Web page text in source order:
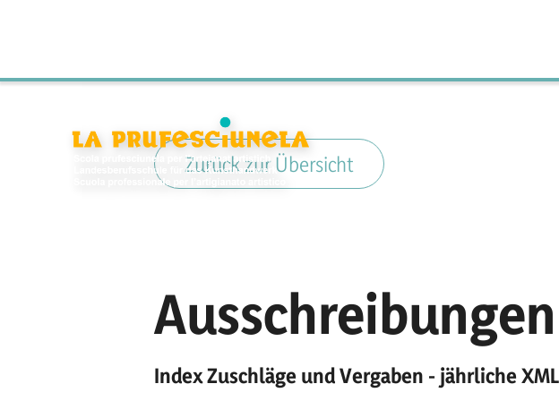
Zurück zur Übersicht
Index Zuschläge und Vergaben - jährliche